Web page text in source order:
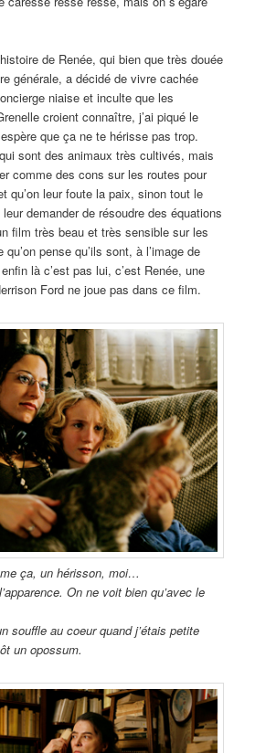
de Renée, qui bien que très douée
générale, a décidé de vivre cachée
niaise et inculte que les
croient connaître, j’ai piqué le
que ça ne te hérisse pas trop.
sont des animaux très cultivés, mais
comme des cons sur les routes pour
qu’on leur foute la paix, sinon tout le
demander de résoudre des équations
film très beau et très sensible sur les
pense qu’ils sont, à l’image de
là c’est pas lui, c’est Renée, une
Ford ne joue pas dans ce film.
ça, un hérisson, moi…
On ne voit bien qu’avec le
souffle au coeur quand j’étais petite
un opossum.